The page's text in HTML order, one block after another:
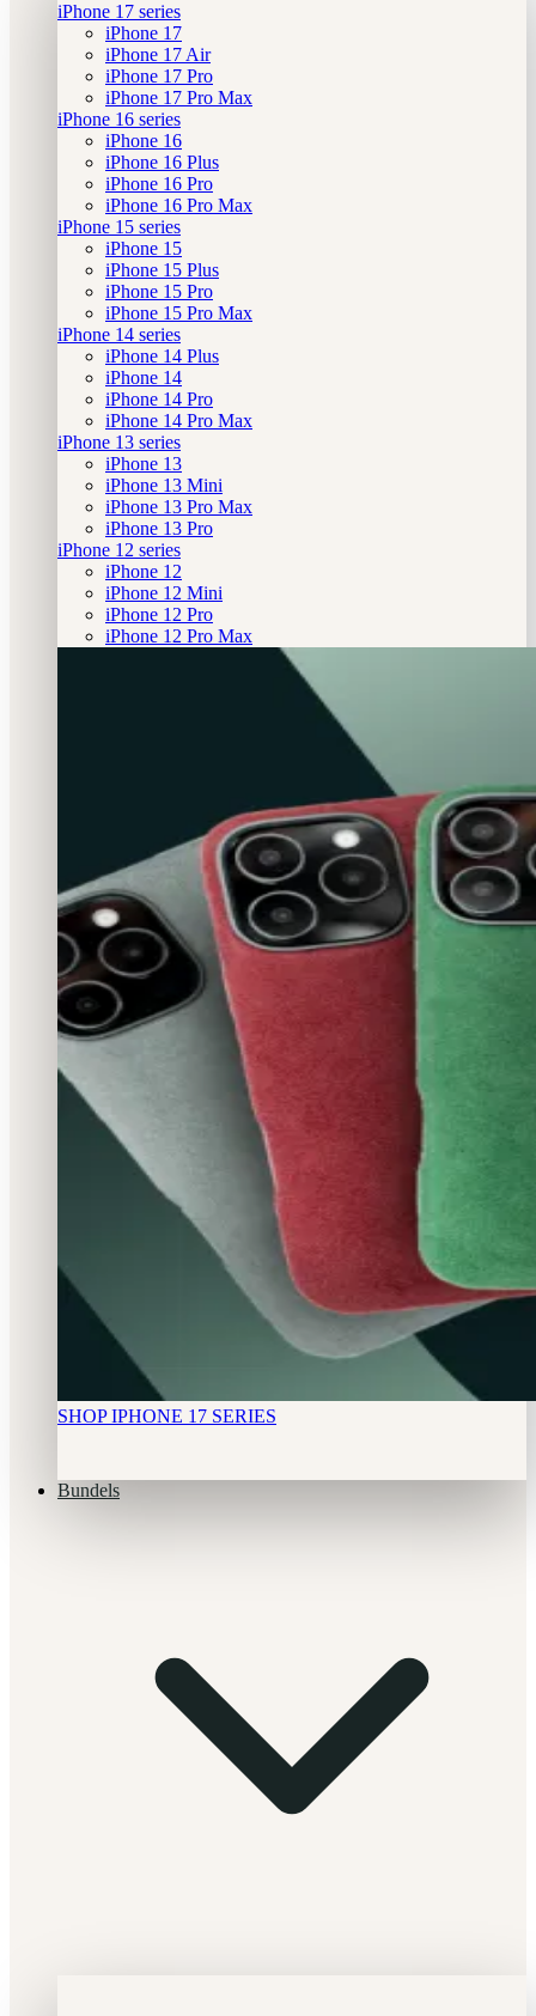
iPhone 17 series
iPhone 17
iPhone 17 Air
iPhone 17 Pro
iPhone 17 Pro Max
iPhone 16 series
iPhone 16
iPhone 16 Plus
iPhone 16 Pro
iPhone 16 Pro Max
iPhone 15 series
iPhone 15
iPhone 15 Plus
iPhone 15 Pro
iPhone 15 Pro Max
iPhone 14 series
iPhone 14 Plus
iPhone 14
iPhone 14 Pro
iPhone 14 Pro Max
iPhone 13 series
iPhone 13
iPhone 13 Mini
iPhone 13 Pro Max
iPhone 13 Pro
iPhone 12 series
iPhone 12
iPhone 12 Mini
iPhone 12 Pro
iPhone 12 Pro Max
SHOP IPHONE 17 SERIES
Bundels